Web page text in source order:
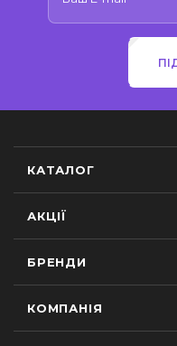
КАТАЛОГ
АКЦІЇ
БРЕНДИ
КОМПАНІЯ